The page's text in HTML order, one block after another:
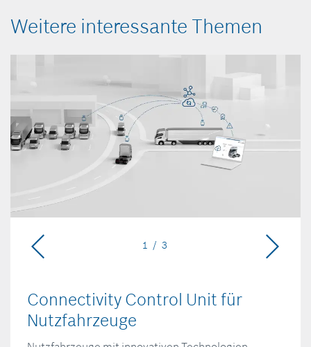
Weitere interessante Themen
Connectivity Control Unit für
Nutzfahrzeuge
1 / 3